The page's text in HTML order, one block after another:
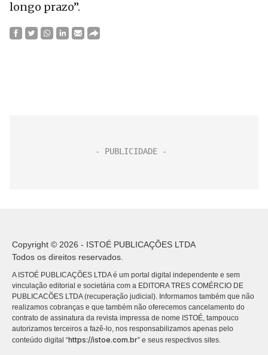
longo prazo”.
Copyright © 2026 - ISTOÉ PUBLICAÇÕES LTDA
Todos os direitos reservados.
A ISTOÉ PUBLICAÇÕES LTDA é um portal digital independente e sem
vinculação editorial e societária com a EDITORA TRES COMÉRCIO DE
PUBLICACÕES LTDA (recuperação judicial). Informamos também que não
realizamos cobranças e que também não oferecemos cancelamento do
contrato de assinatura da revista impressa de nome ISTOÉ, tampouco
autorizamos terceiros a fazê-lo, nos responsabilizamos apenas pelo
conteúdo digital “https://istoe.com.br” e seus respectivos sites.